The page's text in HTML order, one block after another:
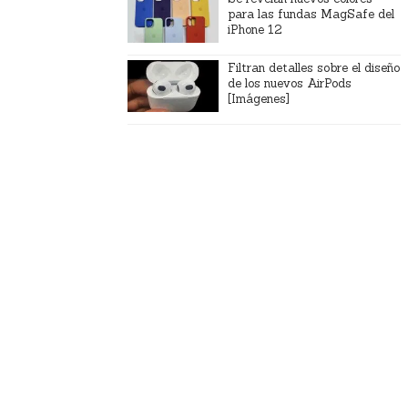
para las fundas MagSafe del
iPhone 12
Filtran detalles sobre el diseño
de los nuevos AirPods
[Imágenes]